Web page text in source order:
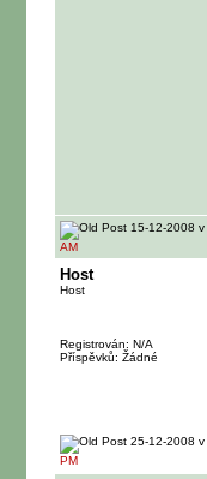
15-12-2008 v
AM
Host
Host
Registrován: N/A
Příspěvků: Žádné
25-12-2008 v
PM